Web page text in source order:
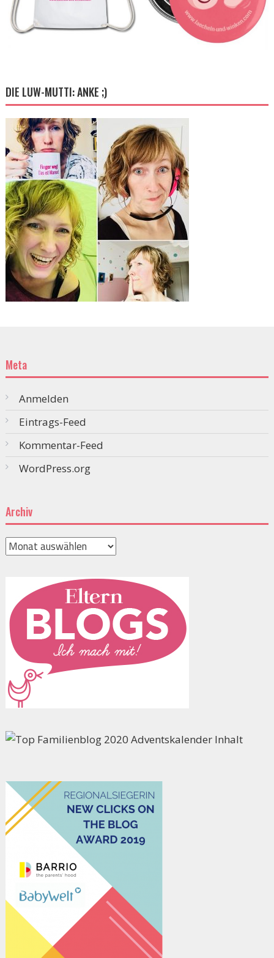
DIE LUW-MUTTI: ANKE ;)
Meta
Anmelden
Eintrags-Feed
Kommentar-Feed
WordPress.org
Archiv
Archiv